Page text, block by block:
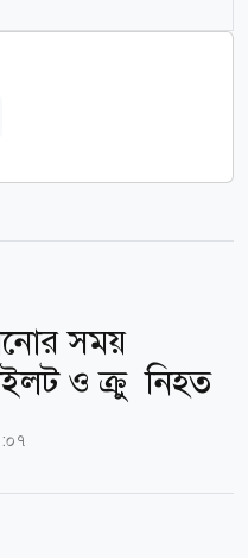
সময়
ও ক্রু নিহত